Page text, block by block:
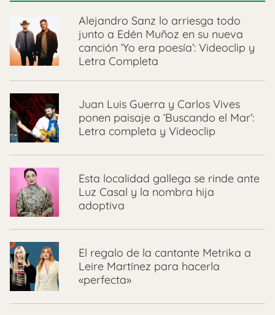
Alejandro Sanz lo arriesga todo
junto a Edén Muñoz en su nueva
canción ‘Yo era poesía’: Videoclip y
Letra Completa
Juan Luis Guerra y Carlos Vives
ponen paisaje a ‘Buscando el Mar’:
Letra completa y Videoclip
Esta localidad gallega se rinde ante
Luz Casal y la nombra hija
adoptiva
El regalo de la cantante Metrika a
Leire Martínez para hacerla
«perfecta»